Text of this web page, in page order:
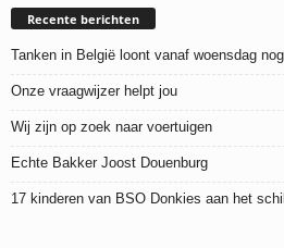
Recente berichten
Tanken in België loont vanaf woensdag
Onze vraagwijzer helpt jou
Wij zijn op zoek naar voertuigen
Echte Bakker Joost Douenburg
17 kinderen van BSO Donkies aan het